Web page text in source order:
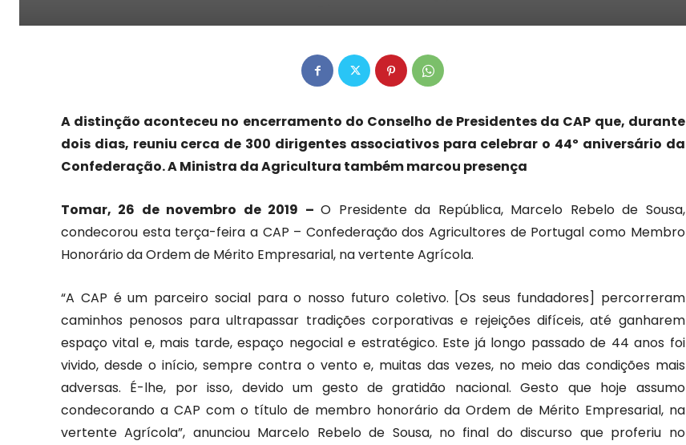
A distinção aconteceu no encerramento do Conselho de Presidentes da CAP que, durante
dois dias, reuniu cerca de 300 dirigentes associativos para celebrar o 44º aniversário da
Confederação. A Ministra da Agricultura também marcou presença
Tomar, 26 de novembro de 2019 –O Presidente da República, Marcelo Rebelo de Sousa,
condecorou esta terça-feira a CAP – Confederação dos Agricultores de Portugal como Membro
Honorário da Ordem de Mérito Empresarial, na vertente Agrícola.
“A CAP é um parceiro social para o nosso futuro coletivo. [Os seus fundadores] percorreram
caminhos penosos para ultrapassar tradições corporativas e rejeições difíceis, até ganharem
espaço vital e, mais tarde, espaço negocial e estratégico. Este já longo passado de 44 anos foi
vivido, desde o início, sempre contra o vento e, muitas das vezes, no meio das condições mais
adversas. É-lhe, por isso, devido um gesto de gratidão nacional. Gesto que hoje assumo
condecorando a CAP com o título de membro honorário da Ordem de Mérito Empresarial, na
vertente Agrícola”, anunciou Marcelo Rebelo de Sousa, no final do discurso que proferiu no